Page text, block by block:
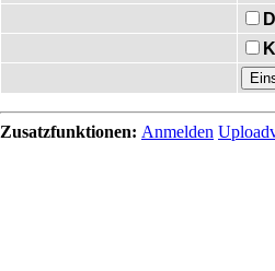
Zusatzfunktionen: Anmelden